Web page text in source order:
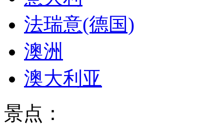
法瑞意(德国)
澳洲
澳大利亚
景点：